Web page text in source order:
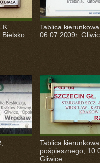
Bielsko
Tablica
06.07.2009r.
Tablica
pośpiesznego,
Gliwice.